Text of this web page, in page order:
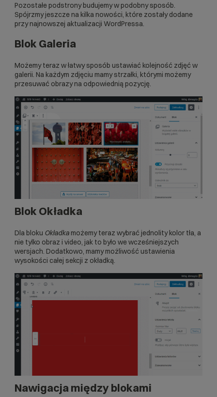
Pozostałe podstrony budujemy w podobny sposób.
Spójrzmy jeszcze na kilka nowości, które zostały dodane
przy najnowszej aktualizacji WordPressa.
Blok Galeria
Możemy teraz w łatwy sposób ustawiać kolejność zdjęć w
galerii. Na każdym zdjęciu mamy strzałki, którymi możemy
przesuwać obrazy na odpowiednią pozycję.
Blok Okładka
Dla bloku Okładka możemy teraz wybrać jednolity kolor tła, a
nie tylko obraz i video, jak to było we wcześniejszych
wersjach. Dodatkowo, mamy możliwość ustawienia
wysokości całej sekcji z okładką.
Nawigacja między blokami